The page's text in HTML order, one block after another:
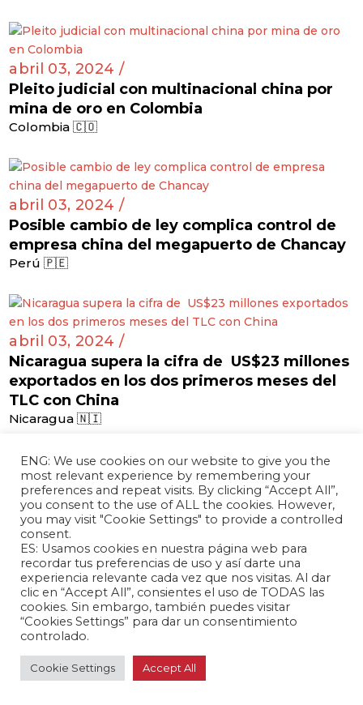
abril 03, 2024 /
Pleito judicial con multinacional china por
mina de oro en Colombia
Colombia 🇨🇴
abril 03, 2024 /
Posible cambio de ley complica control de
empresa china del megapuerto de Chancay
Perú 🇵🇪
abril 03, 2024 /
Nicaragua supera la cifra de US$23 millones
exportados en los dos primeros meses del
TLC con China
Nicaragua 🇳🇮
abril 02, 2024 /
Tensión diplomática por presencia china en
estación espacial argentina
Argentina 🇦🇷
abril 02, 2024 /
Canciller argentina visitará China para
fortalecer relaciones
ENG: We use cookies on our website to give you the
most relevant experience by remembering your
preferences and repeat visits. By clicking “Accept All”,
you consent to the use of ALL the cookies. However,
you may visit "Cookie Settings" to provide a controlled
consent.
ES: Usamos cookies en nuestra página web para
recordar tus preferencias de uso y así darte una
experiencia relevante cada vez que nos visitas. Al dar
clic en “Accept All”, consientes el uso de TODAS las
cookies. Sin embargo, también puedes visitar
“Cookies Settings” para dar un consentimiento
controlado.
Cookie Settings Accept All